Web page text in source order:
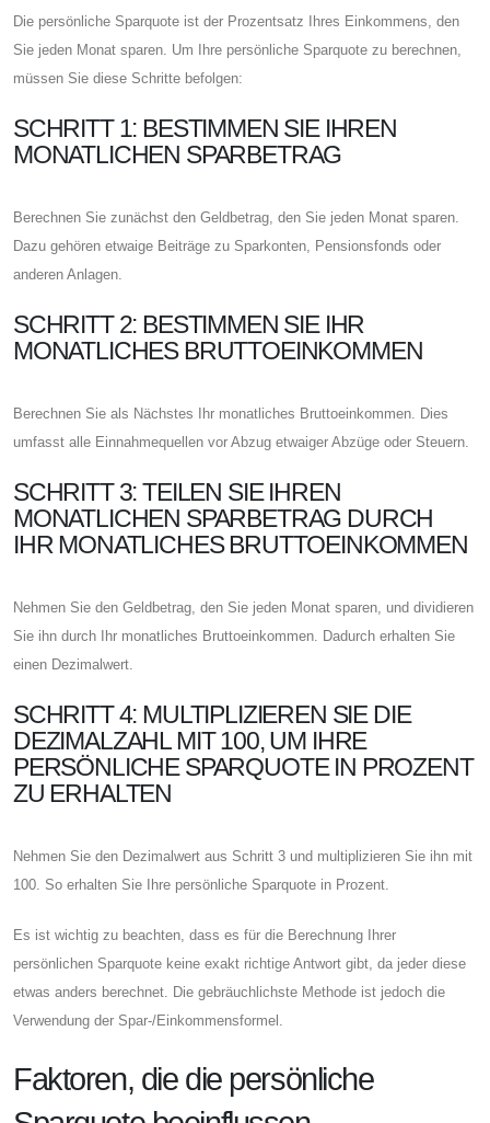
Die persönliche Sparquote ist der Prozentsatz Ihres Einkommens, den
Sie jeden Monat sparen. Um Ihre persönliche Sparquote zu berechnen,
müssen Sie diese Schritte befolgen:
SCHRITT 1: BESTIMMEN SIE IHREN
MONATLICHEN SPARBETRAG
Berechnen Sie zunächst den Geldbetrag, den Sie jeden Monat sparen.
Dazu gehören etwaige Beiträge zu Sparkonten, Pensionsfonds oder
anderen Anlagen.
SCHRITT 2: BESTIMMEN SIE IHR
MONATLICHES BRUTTOEINKOMMEN
Berechnen Sie als Nächstes Ihr monatliches Bruttoeinkommen. Dies
umfasst alle Einnahmequellen vor Abzug etwaiger Abzüge oder Steuern.
SCHRITT 3: TEILEN SIE IHREN
MONATLICHEN SPARBETRAG DURCH
IHR MONATLICHES BRUTTOEINKOMMEN
Nehmen Sie den Geldbetrag, den Sie jeden Monat sparen, und dividieren
Sie ihn durch Ihr monatliches Bruttoeinkommen. Dadurch erhalten Sie
einen Dezimalwert.
SCHRITT 4: MULTIPLIZIEREN SIE DIE
DEZIMALZAHL MIT 100, UM IHRE
PERSÖNLICHE SPARQUOTE IN PROZENT
ZU ERHALTEN
Nehmen Sie den Dezimalwert aus Schritt 3 und multiplizieren Sie ihn mit
100. So erhalten Sie Ihre persönliche Sparquote in Prozent.
Es ist wichtig zu beachten, dass es für die Berechnung Ihrer
persönlichen Sparquote keine exakt richtige Antwort gibt, da jeder diese
etwas anders berechnet. Die gebräuchlichste Methode ist jedoch die
Verwendung der Spar-/Einkommensformel.
Faktoren, die die persönliche